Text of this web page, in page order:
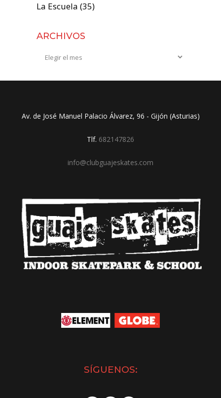
La Escuela (35)
ARCHIVOS
Archivos
Av. de José Manuel Palacio Álvarez, 96 - Gijón (Asturias)
Tlf. 682147826
info@clubguajeskates.com
SÍGUENOS: